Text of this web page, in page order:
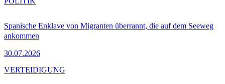
Spanische Enklave von Migranten überrannt, die auf dem Seeweg
ankommen
30.07.2026
VERTEIDIGUNG